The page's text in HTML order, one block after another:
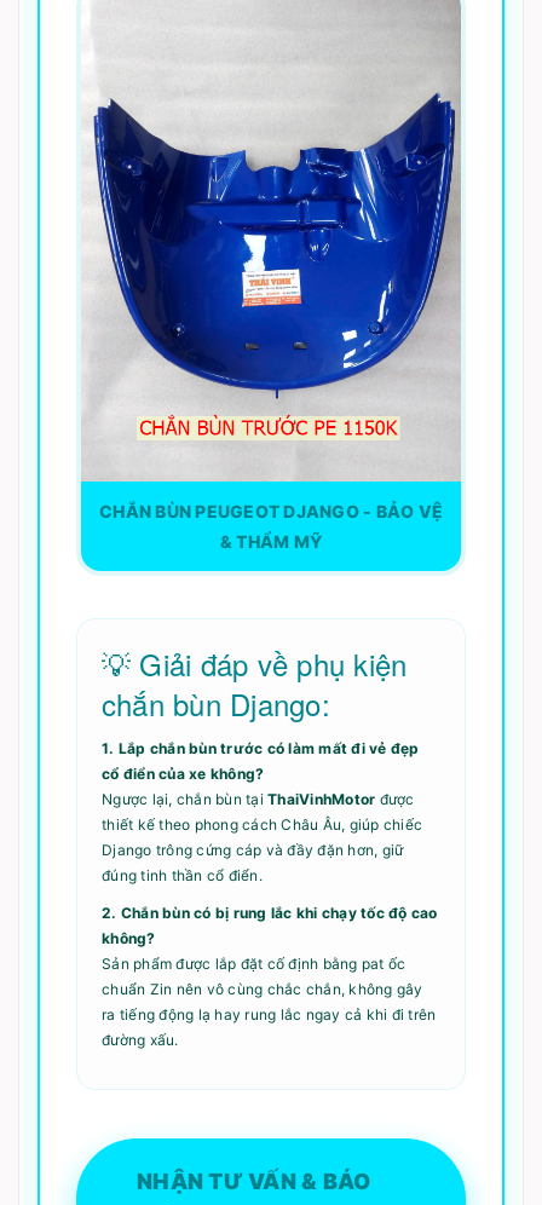
CHẮN BÙN PEUGEOT DJANGO - BẢO VỆ
& THẨM MỸ
💡 Giải đáp về phụ kiện
chắn bùn Django:
1. Lắp chắn bùn trước có làm mất đi vẻ đẹp
cổ điển của xe không?
Ngược lại, chắn bùn tại ThaiVinhMotor được
thiết kế theo phong cách Châu Âu, giúp chiếc
Django trông cứng cáp và đầy đặn hơn, giữ
đúng tinh thần cổ điển.
2. Chắn bùn có bị rung lắc khi chạy tốc độ cao
không?
Sản phẩm được lắp đặt cố định bằng pat ốc
chuẩn Zin nên vô cùng chắc chắn, không gây
ra tiếng động lạ hay rung lắc ngay cả khi đi trên
đường xấu.
NHẬN TƯ VẤN & BÁO